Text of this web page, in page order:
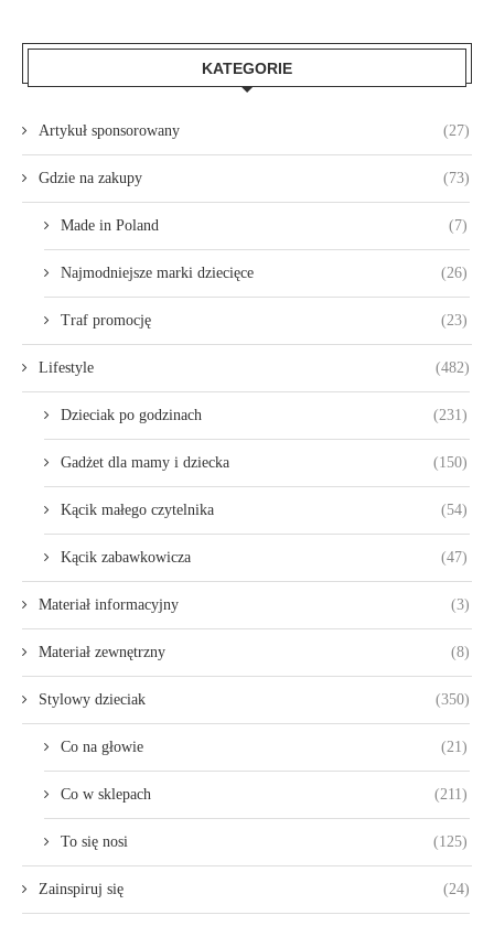
KATEGORIE
Artykuł sponsorowany (27)
Gdzie na zakupy (73)
Made in Poland (7)
Najmodniejsze marki dziecięce (26)
Traf promocję (23)
Lifestyle (482)
Dzieciak po godzinach (231)
Gadżet dla mamy i dziecka (150)
Kącik małego czytelnika (54)
Kącik zabawkowicza (47)
Materiał informacyjny (3)
Materiał zewnętrzny (8)
Stylowy dzieciak (350)
Co na głowie (21)
Co w sklepach (211)
To się nosi (125)
Zainspiruj się (24)